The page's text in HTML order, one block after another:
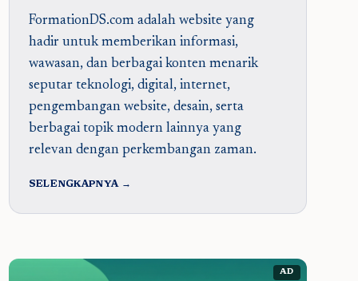
FormationDS.com adalah website yang
hadir untuk memberikan informasi,
wawasan, dan berbagai konten menarik
seputar teknologi, digital, internet,
pengembangan website, desain, serta
berbagai topik modern lainnya yang
relevan dengan perkembangan zaman.
SELENGKAPNYA →
AD